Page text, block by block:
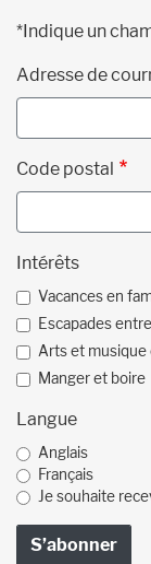
*Indique un
Adresse de
Code postal
Intérêts
Vacances en
Escapades
Arts et
Manger et boire
Langue
Anglais
Français
Je souhaite